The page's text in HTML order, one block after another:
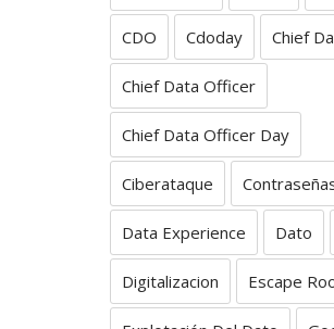
CDO Cdoday Chief
Chief Data Officer
Chief Data Officer Day
Ciberataque
Data Experience Dato
Digitalizacion Escape